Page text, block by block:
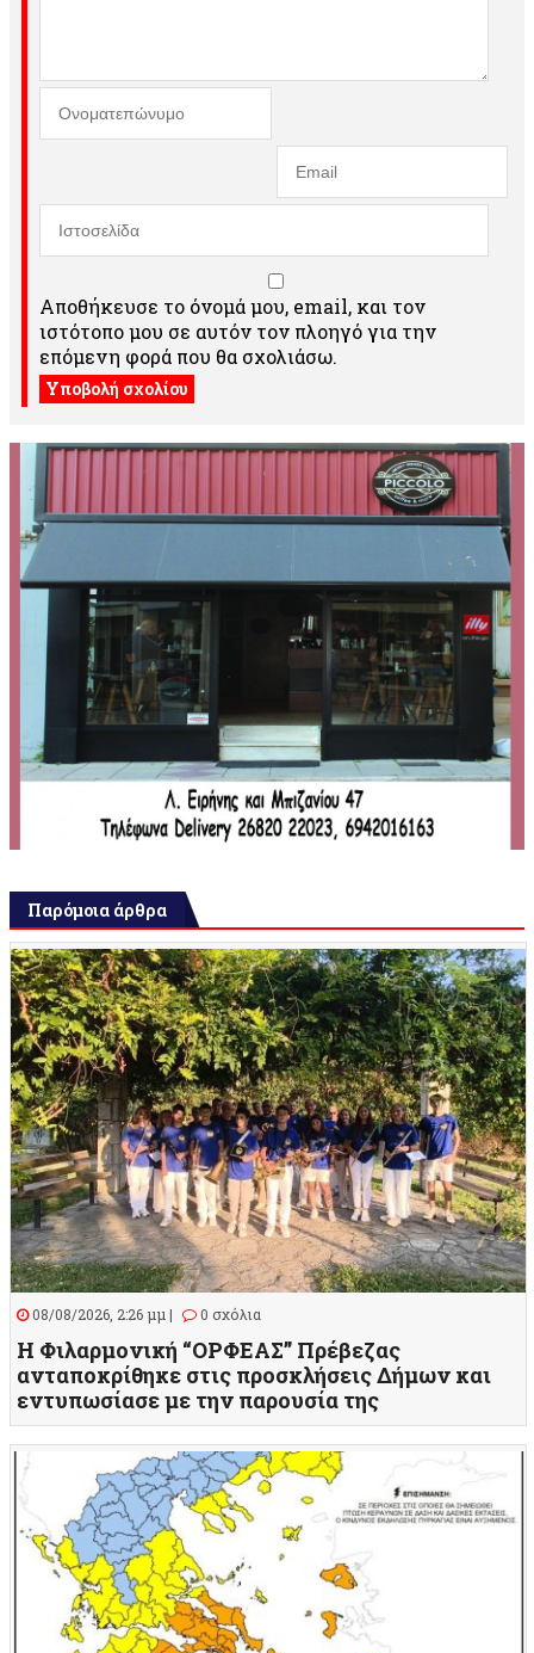
Αποθήκευσε το όνομά μου, email, και τον
ιστότοπο μου σε αυτόν τον πλοηγό για την
επόμενη φορά που θα σχολιάσω.
Παρόμοια άρθρα
08/08/2026, 2:26 μμ | 0 σχόλια
Η Φιλαρμονική “ΟΡΦΕΑΣ” Πρέβεζας
ανταποκρίθηκε στις προσκλήσεις Δήμων και
εντυπωσίασε με την παρουσία της